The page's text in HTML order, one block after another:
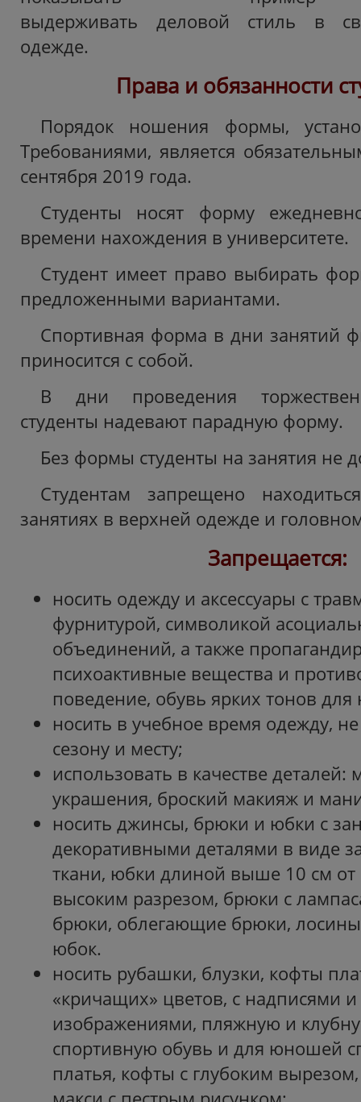
выдерживать деловой стиль в
одежде.
Права и обязанности
Порядок ношения формы,
Требованиями, является
сентября 2019 года.
Студенты носят форму
времени нахождения в университете.
Студент имеет право выбирать
предложенными вариантами.
Спортивная форма в дни занятий
приносится с собой.
В дни проведения
студенты надевают парадную форму.
Без формы студенты на занятия не
Студентам запрещено
занятиях в верхней одежде и
Запрещается:
носить одежду и аксессуары с
фурнитурой, символикой
объединений, а также
психоактивные вещества и
поведение, обувь ярких тонов
носить в учебное время одежду,
сезону и месту;
использовать в качестве
украшения, броский макияж и
носить джинсы, брюки и юбки с
декоративными деталями в виде
ткани, юбки длиной выше 10 см от
высоким разрезом, брюки с
брюки, облегающие брюки,
юбок.
носить рубашки, блузки, кофты
«кричащих» цветов, с надписями
изображениями, пляжную и
спортивную обувь и для юношей
платья, кофты с глубоким